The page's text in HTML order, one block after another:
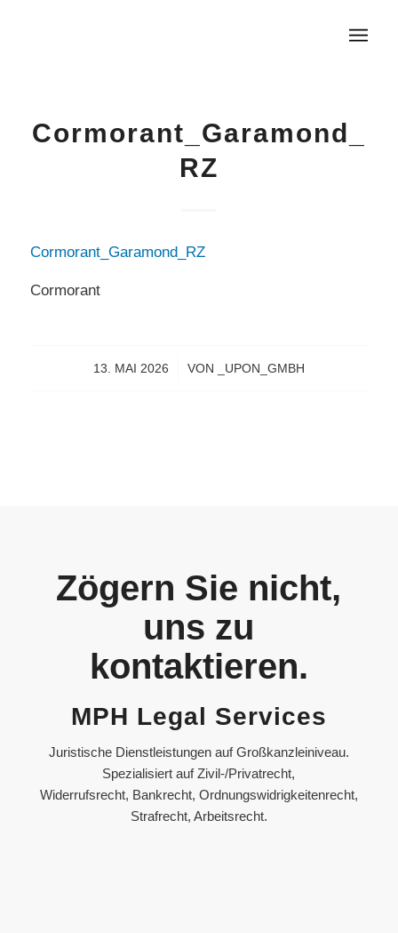
Cormorant_Garamond_
RZ
Cormorant_Garamond_RZ
Cormorant
13. MAI 2026
/ VON _UPON_GMBH
Zögern Sie nicht,
uns zu
kontaktieren.
MPH Legal Services
Juristische Dienstleistungen auf Großkanzleiniveau.
Spezialisiert auf Zivil-/Privatrecht,
Widerrufsrecht, Bankrecht, Ordnungswidrigkeitenrecht,
Strafrecht, Arbeitsrecht.